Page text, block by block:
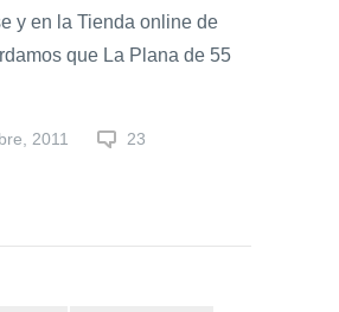
y en la Tienda online de
que La Plana de 55
2011
23